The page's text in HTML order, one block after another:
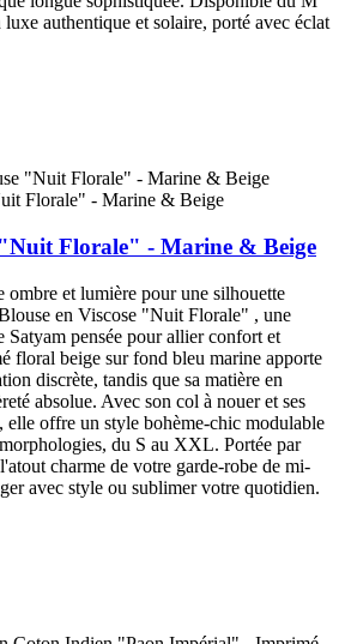
authentique et solaire, porté avec éclat
"Nuit Florale" - Marine & Beige
ombre et lumière pour une silhouette
en Viscose "Nuit Florale" , une
pensée pour allier confort et
floral beige sur fond bleu marine apporte
discrète, tandis que sa matière en
absolue. Avec son col à nouer et ses
elle offre un style bohème-chic modulable
du S au XXL. Portée par
charme de votre garde-robe de mi-
avec style ou sublimer votre quotidien.